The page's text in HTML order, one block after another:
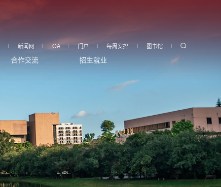
图书馆
每周安排
门户
OA
新闻网
合作交流 招生就业